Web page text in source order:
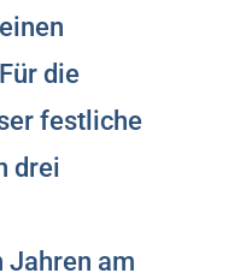
die
festliche
drei
Jahren am